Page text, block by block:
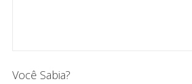
Você Sabia?